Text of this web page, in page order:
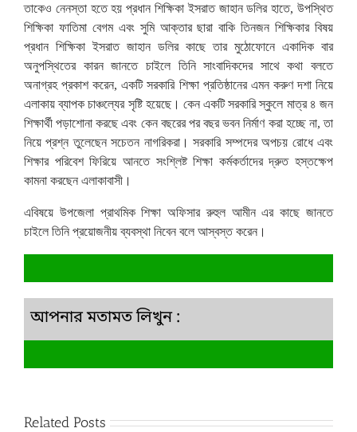
তাকেও নেনস্তা হতে হয় প্রধান শিক্ষিকা ইসরাত জাহান ডলির হাতে, উপস্থিত
শিক্ষিকা ফাতিমা বেগম এবং সুমি আক্তার ছারা বাকি তিনজন শিক্ষিকার বিষয়
প্রধান শিক্ষিকা ইসরাত জাহান ডলির কাছে তার মুঠোফোনে একাদিক বার
অনুপস্থিতের কারন জানতে চাইলে তিনি সাংবাদিকদের সাথে কথা বলতে
অনাগ্রহ প্রকাশ করেন, একটি সরকারি শিক্ষা প্রতিষ্ঠানের এমন করুণ দশা নিয়ে
এলাকায় ব্যাপক চাঞ্চল্যের সৃষ্টি হয়েছে। কেন একটি সরকারি স্কুলে মাত্র ৪ জন
শিক্ষার্থী পড়াশোনা করছে এবং কেন বছরের পর বছর ভবন নির্মাণ করা হচ্ছে না, তা
নিয়ে প্রশ্ন তুলেছেন সচেতন নাগরিকরা। সরকারি সম্পদের অপচয় রোধে এবং
শিক্ষার পরিবেশ ফিরিয়ে আনতে সংশ্লিষ্ট শিক্ষা কর্মকর্তাদের দ্রুত হস্তক্ষেপ
কামনা করছেন এলাকাবাসী।
এবিষয়ে উপজেলা প্রাথমিক শিক্ষা অফিসার রুহুল আমীন এর কাছে জানতে
চাইলে তিনি প্রয়োজনীয় ব্যবস্থা নিবেন বলে আস্বস্ত করেন।
আপনার মতামত লিখুন :
Related Posts